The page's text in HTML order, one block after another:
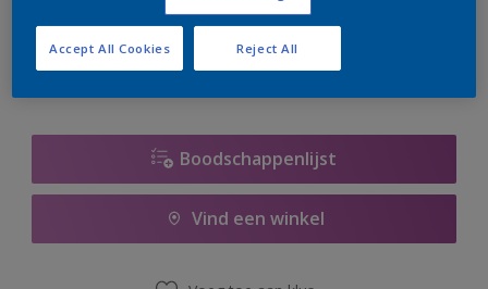
er hard aan om de voorraad aan te vullen.
Boodschappenlijst
Vind een winkel
Reject All
Accept All Cookies